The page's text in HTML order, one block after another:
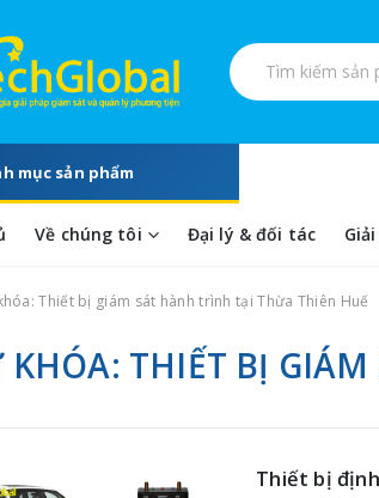
Tìm kiếm sản phẩm
mục sản phẩm
Về chúng tôi Đại lý & đối tác
Thiết bị giám sát hành trình tại Thừa Thiên Huế
KHÓA: THIẾT BỊ
Thiết bị